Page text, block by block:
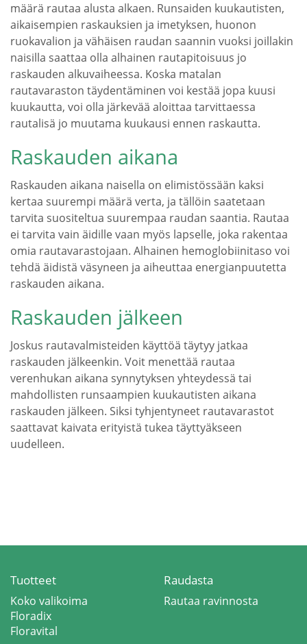
määrä rautaa alusta alkaen. Runsaiden kuukautisten,
aikaisempien raskauksien ja imetyksen, huonon
ruokavalion ja vähäisen raudan saannin vuoksi joillakin
naisilla saattaa olla alhainen rautapitoisuus jo
raskauden alkuvaiheessa. Koska matalan
rautavaraston täydentäminen voi kestää jopa kuusi
kuukautta, voi olla järkevää aloittaa tarvittaessa
rautalisä jo muutama kuukausi ennen raskautta.
Raskauden aikana
Raskauden aikana naisella on elimistössään kaksi
kertaa suurempi määrä verta, ja tällöin saatetaan
tarvita suositeltua suurempaa raudan saantia. Rautaa
ei tarvita vain äidille vaan myös lapselle, joka rakentaa
omia rautavarastojaan. Alhainen hemoglobiinitaso voi
tehdä äidistä väsyneen ja aiheuttaa energianpuutetta
raskauden aikana.
Raskauden jälkeen
Joskus rautavalmisteiden käyttöä täytyy jatkaa
raskauden jälkeenkin. Voit menettää rautaa
verenhukan aikana synnytyksen yhteydessä tai
mahdollisten runsaampien kuukautisten aikana
raskauden jälkeen. Siksi tyhjentyneet rautavarastot
saattavat kaivata erityistä tukea täyttyäkseen
uudelleen.
Tuotteet
Koko valikoima
Floradix
Floravital
Raudasta
Rautaa ravinnosta